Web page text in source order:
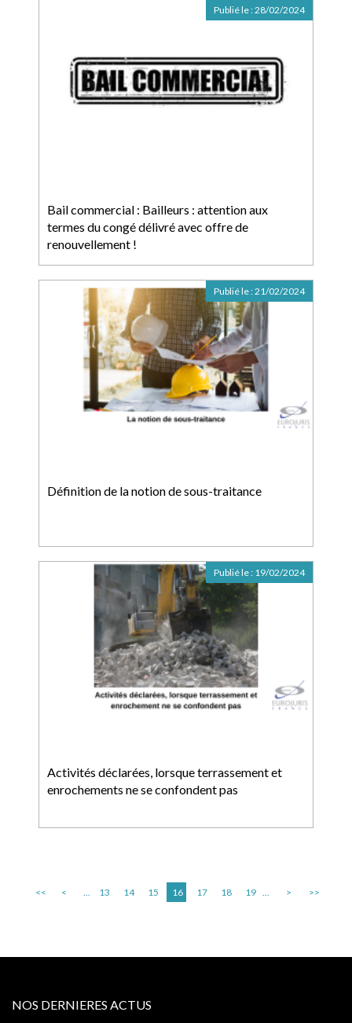
Bail commercial : Bailleurs : attention aux
termes du congé délivré avec offre de
renouvellement !
Publié le :28/02/2024
Définition de la notion de sous-traitance
Publié le :21/02/2024
Activités déclarées, lorsque terrassement et
enrochements ne se confondent pas
Publié le : 19/02/2024
<< < ... 13 14 15 16 17 18 19 ... > >>
NOS DERNIERES ACTUS